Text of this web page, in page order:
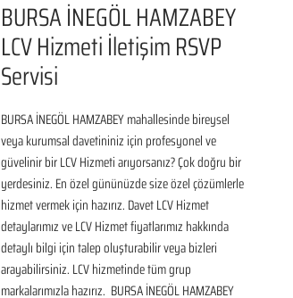
BURSA İNEGÖL HAMZABEY
LCV Hizmeti İletişim RSVP
Servisi
BURSA İNEGÖL HAMZABEY mahallesinde bireysel
veya kurumsal davetininiz için profesyonel ve
güvelinir bir LCV Hizmeti arıyorsanız? Çok doğru bir
yerdesiniz. En özel gününüzde size özel çözümlerle
hizmet vermek için hazırız. Davet LCV Hizmet
detaylarımız ve LCV Hizmet fiyatlarımız hakkında
detaylı bilgi için talep oluşturabilir veya bizleri
arayabilirsiniz. LCV hizmetinde tüm grup
markalarımızla hazırız.  BURSA İNEGÖL HAMZABEY